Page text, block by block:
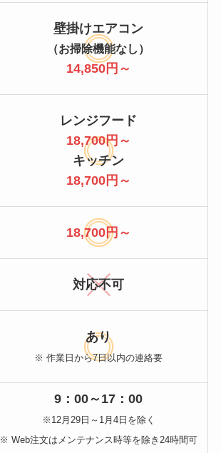
壁掛けエアコン
（お掃除機能なし）
14,850円～
レンジフード
18,700円～
キッチン
18,700円～
18,700円～
対応不可
あり
※ 作業日から7日以内の連絡要
9：00～17：00
※12月29日～1月4日を除く
※ Web注文はメンテナンス時等を除き24時間可